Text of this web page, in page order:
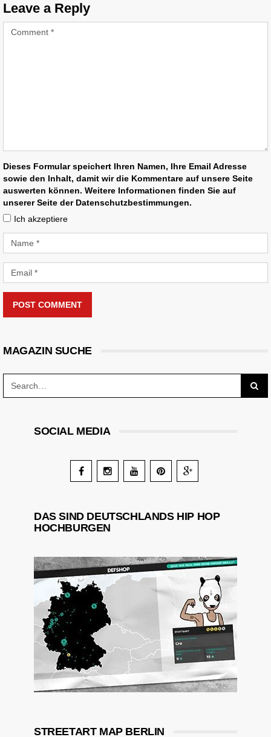
Leave a Reply
Dieses Formular speichert Ihren Namen, Ihre Email Adresse
sowie den Inhalt, damit wir die Kommentare auf unsere Seite
auswerten können. Weitere Informationen finden Sie auf
unserer Seite der Datenschutzbestimmungen.
Ich akzeptiere
POST COMMENT
MAGAZIN SUCHE
SOCIAL MEDIA
DAS SIND DEUTSCHLANDS HIP HOP
HOCHBURGEN
STREETART MAP BERLIN